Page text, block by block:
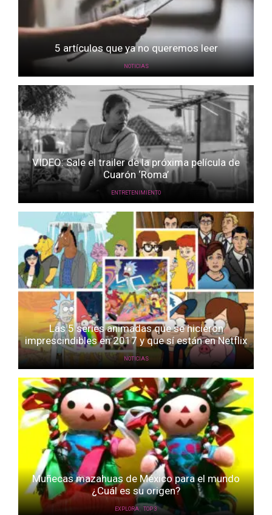
5 artículos que ya no queremos leer
NOTICIAS
VIDEO: Sale el trailer de la próxima película de
Cuarón ‘Roma’
ENTRETENIMIENTO
Las 5 series animadas que se hicieron
imprescindibles en 2017 y que sí están en Netflix
NOTICIAS
Muñecas mazahuas de México para el mundo
¿Cuál es su origen?
EXPLORA,TOP 3